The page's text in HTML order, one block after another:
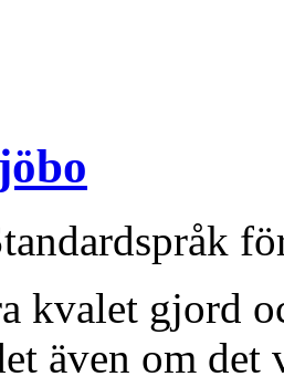
kvalet gjord
även om det